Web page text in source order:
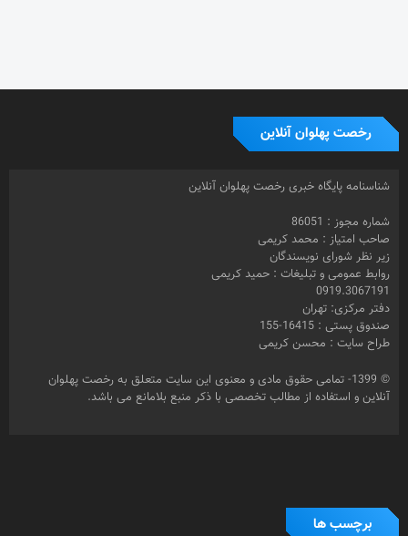
رخصت پهلوان آنلاین
شناسنامه پایگاه خبری رخصت پهلوان آنلاین
شماره مجوز : 86051
صاحب امتیاز : محمد کریمی
زیر نظر شورای نویسندگان
روابط عمومی و تبلیغات : حمید کریمی
0919.3067191
دفتر مرکزی: تهران
صندوق پستی : 16415-155
طراح سایت : محسن کریمی
© 1399- تمامی حقوق مادی و معنوی این سایت متعلق به رخصت پهلوان
آنلاین و استفاده از مطالب تخصصی با ذکر منبع بلامانع می باشد.
برچسب ها